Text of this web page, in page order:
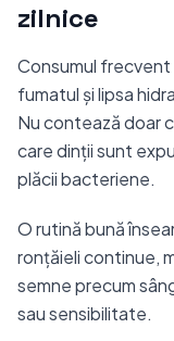
zilnice
Consumul
fumatul și lipsa
Nu contează doar
care dinții sunt
plăcii bacteriene.
O rutină bună
ronțăieli continue,
semne precum
sau sensibilitate.